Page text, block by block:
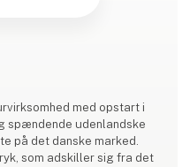
med opstart i
spændende udenlandske
på det danske marked.
som adskiller sig fra det